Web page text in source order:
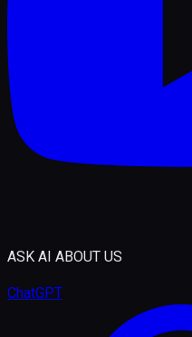
ASK AI ABOUT US
ChatGPT